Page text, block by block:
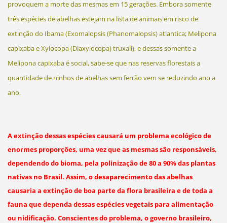
provoquem a morte das mesmas em 15 gerações. Embora somente
três espécies de abelhas estejam na lista de animais em risco de
extinção do Ibama (Exomalopsis (Phanomalopsis) atlantica; Melipona
capixaba e Xylocopa (Diaxylocopa) truxali), e dessas somente a
Melipona capixaba é social, sabe-se que nas reservas florestais a
quantidade de ninhos de abelhas sem ferrão vem se reduzindo ano a
ano.
A extinção dessas espécies causará um problema ecológico de
enormes proporções, uma vez que as mesmas são responsáveis,
dependendo do bioma, pela polinização de 80 a 90% das plantas
nativas no Brasil. Assim, o desaparecimento das abelhas
causaria a extinção de boa parte da flora brasileira e de toda a
fauna que dependa dessas espécies vegetais para alimentação
ou nidificação. Conscientes do problema, o governo brasileiro,